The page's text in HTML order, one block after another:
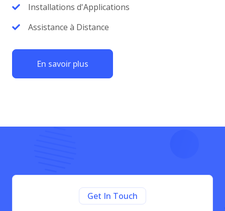
Installations d'Applications
Assistance à Distance
En savoir plus
Get In Touch